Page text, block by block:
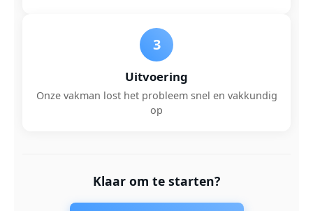
3
Uitvoering
Onze vakman lost het probleem snel en vakkundig
op
Klaar om te starten?